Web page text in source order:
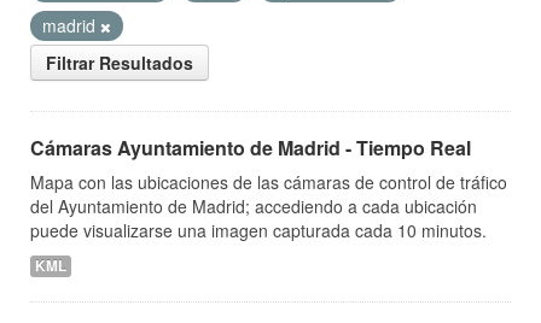
madrid
Filtrar Resultados
Cámaras Ayuntamiento de Madrid - Tiempo Real
Mapa con las ubicaciones de las cámaras de control de tráfico
del Ayuntamiento de Madrid; accediendo a cada ubicación
puede visualizarse una imagen capturada cada 10 minutos.
KML